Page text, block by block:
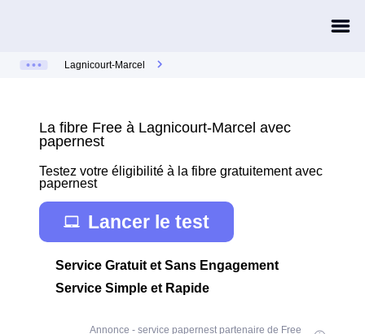
Lagnicourt-Marcel
La fibre Free à Lagnicourt-Marcel avec
papernest
Testez votre éligibilité à la fibre gratuitement avec
papernest
Lancer le test
Service Gratuit et Sans Engagement
Service Simple et Rapide
Annonce - service papernest partenaire de Free